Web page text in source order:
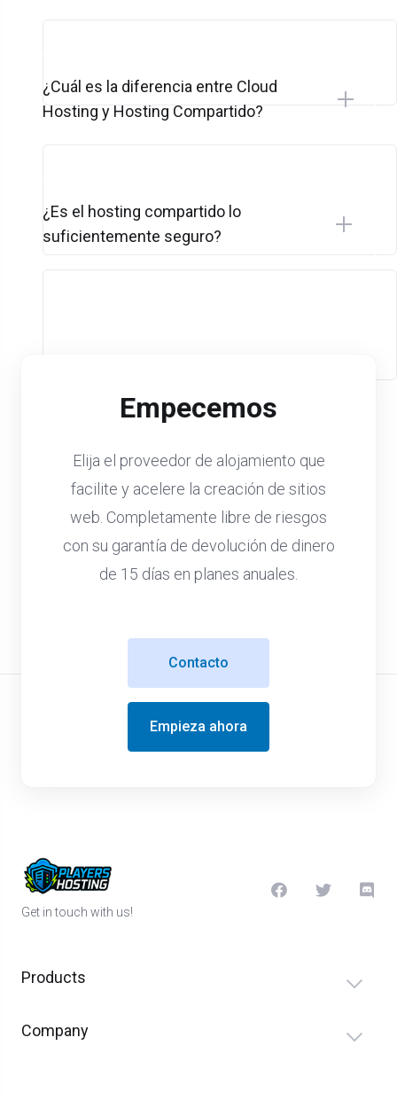
¿Cuál es la diferencia entre Cloud
Hosting y Hosting Compartido?
¿Es el hosting compartido lo
suficientemente seguro?
Empecemos
Elija el proveedor de alojamiento que
facilite y acelere la creación de sitios
web. Completamente libre de riesgos
con su garantía de devolución de dinero
de 15 días en planes anuales.
Empieza ahora
Contacto
Get in touch with us!
Products
Company